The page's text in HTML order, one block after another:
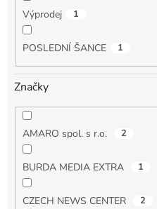
Výprodej 1
POSLEDNÍ ŠANCE 1
Značky
AMARO spol. s r.o. 2
BURDA MEDIA EXTRA 1
CZECH NEWS CENTER 2